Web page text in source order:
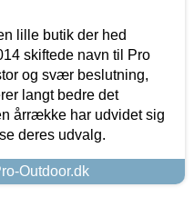
lille butik der hed
skiftede navn til Pro
og svær beslutning,
langt bedre det
årrække har udvidet sig
deres udvalg.
Outdoor.dk